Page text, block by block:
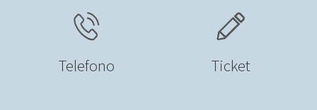
Telefono Ticket